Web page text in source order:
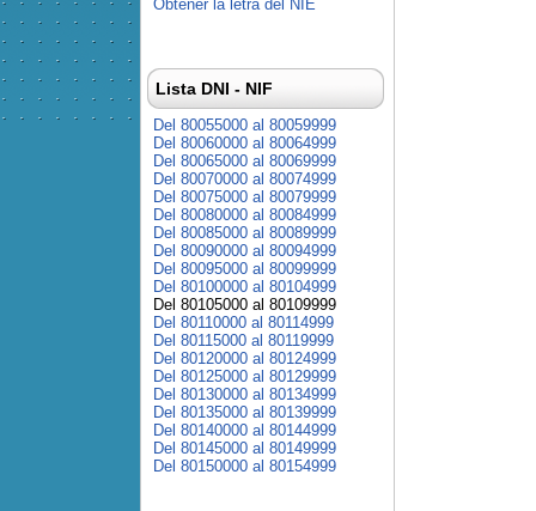
Obtener la letra del NIE
Lista DNI - NIF
Del 80055000 al 80059999
Del 80060000 al 80064999
Del 80065000 al 80069999
Del 80070000 al 80074999
Del 80075000 al 80079999
Del 80080000 al 80084999
Del 80085000 al 80089999
Del 80090000 al 80094999
Del 80095000 al 80099999
Del 80100000 al 80104999
Del 80105000 al 80109999
Del 80110000 al 80114999
Del 80115000 al 80119999
Del 80120000 al 80124999
Del 80125000 al 80129999
Del 80130000 al 80134999
Del 80135000 al 80139999
Del 80140000 al 80144999
Del 80145000 al 80149999
Del 80150000 al 80154999